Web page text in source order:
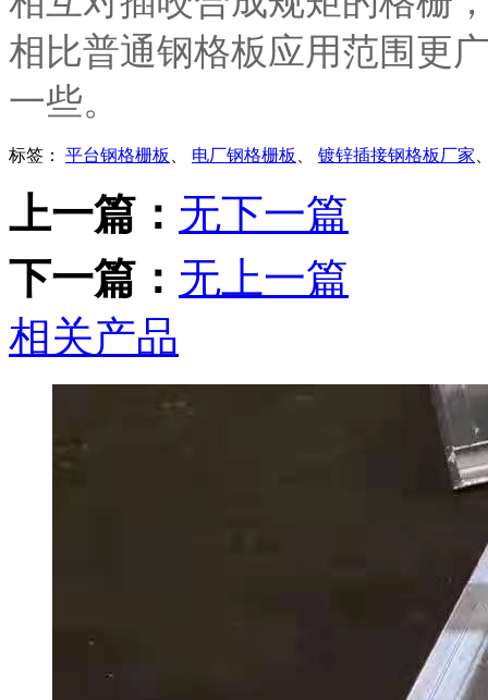
相比普通钢格板应用范围更
一些。
标签： 平台钢格栅板 电厂钢格栅板 镀锌插接钢格板厂家
上一篇： 无下一篇
下一篇： 无上一篇
相关产品